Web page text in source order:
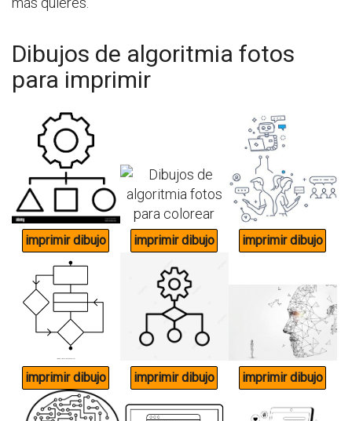
Dibujos de algoritmia fotos
para imprimir